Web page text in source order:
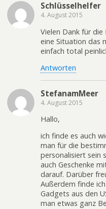
Schlüsselhelfer
4. August 2015
Vielen Dank für
eine Situation das
einfach total
Antworten
StefanamMeer
4. August 2015
Hallo,
ich finde es auch
man für die
personalisiert sein
auch Geschenke
darauf. Darüber
Außerdem finde
Gadgets aus den
man etwas ganz